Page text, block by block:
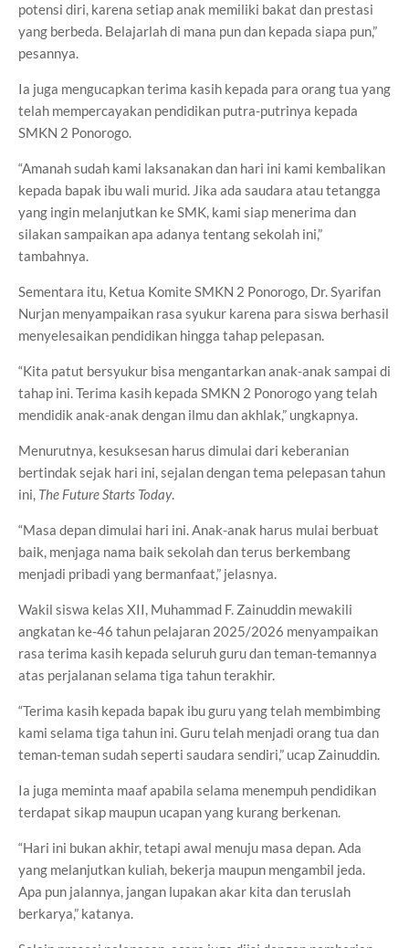
potensi diri, karena setiap anak memiliki bakat dan prestasi
yang berbeda. Belajarlah di mana pun dan kepada siapa pun,”
pesannya.
Ia juga mengucapkan terima kasih kepada para orang tua yang
telah mempercayakan pendidikan putra-putrinya kepada
SMKN 2 Ponorogo.
“Amanah sudah kami laksanakan dan hari ini kami kembalikan
kepada bapak ibu wali murid. Jika ada saudara atau tetangga
yang ingin melanjutkan ke SMK, kami siap menerima dan
silakan sampaikan apa adanya tentang sekolah ini,”
tambahnya.
Sementara itu, Ketua Komite SMKN 2 Ponorogo, Dr. Syarifan
Nurjan menyampaikan rasa syukur karena para siswa berhasil
menyelesaikan pendidikan hingga tahap pelepasan.
“Kita patut bersyukur bisa mengantarkan anak-anak sampai di
tahap ini. Terima kasih kepada SMKN 2 Ponorogo yang telah
mendidik anak-anak dengan ilmu dan akhlak,” ungkapnya.
Menurutnya, kesuksesan harus dimulai dari keberanian
bertindak sejak hari ini, sejalan dengan tema pelepasan tahun
ini, The Future Starts Today.
“Masa depan dimulai hari ini. Anak-anak harus mulai berbuat
baik, menjaga nama baik sekolah dan terus berkembang
menjadi pribadi yang bermanfaat,” jelasnya.
Wakil siswa kelas XII, Muhammad F. Zainuddin mewakili
angkatan ke-46 tahun pelajaran 2025/2026 menyampaikan
rasa terima kasih kepada seluruh guru dan teman-temannya
atas perjalanan selama tiga tahun terakhir.
“Terima kasih kepada bapak ibu guru yang telah membimbing
kami selama tiga tahun ini. Guru telah menjadi orang tua dan
teman-teman sudah seperti saudara sendiri,” ucap Zainuddin.
Ia juga meminta maaf apabila selama menempuh pendidikan
terdapat sikap maupun ucapan yang kurang berkenan.
“Hari ini bukan akhir, tetapi awal menuju masa depan. Ada
yang melanjutkan kuliah, bekerja maupun mengambil jeda.
Apa pun jalannya, jangan lupakan akar kita dan teruslah
berkarya,” katanya.